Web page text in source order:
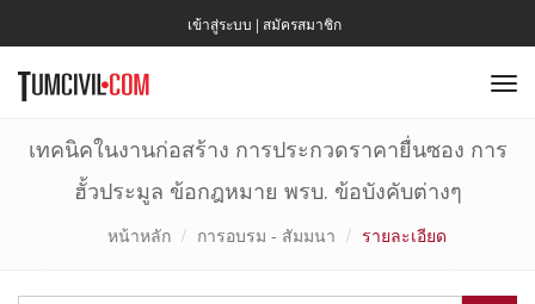
เข้าสู่ระบบ | สมัครสมาชิก
เทคนิคในงานก่อสร้าง การประกวดราคายื่นซอง การ
ฮั้วประมูล ข้อกฎหมาย พรบ. ข้อบังคับต่างๆ
หน้าหลัก การอบรม - สัมมนา รายละเอียด